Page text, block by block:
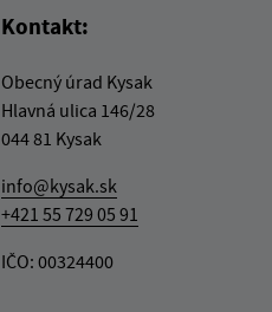
Kontakt:
Obecný úrad Kysak
Hlavná ulica 146/28
044 81 Kysak
info@kysak.sk
+421 55 729 05 91
IČO: 00324400